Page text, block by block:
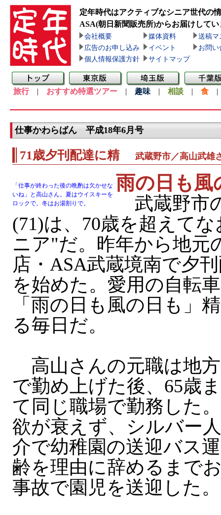
定年時代はアクティブなシニア世代の
ASA(朝日新聞販売所)からお届けしてい
会社概要 媒体資料
送稿マ
広告のお申し込み
イベント
お問い
個人情報保護方針
サイトマップ
旅行| おすすめ特選ツアー | 趣味 | 相談 | 食
仕事かわらばん 平成18年6月号
71歳夕刊配達に精 武蔵野市／高山武雄
「仕事が終わった後の晩酌は欠かせな
いね」と高山さん。夏はウイスキーを
ロックで。冬はお湯割りで。
雨の日も風
武蔵野市
(71)は、70歳を超えて
ニア"だ。昨年から地元
店・ASA武蔵境南で夕
を始めた。愛用の自転
「雨の日も風の日も」
る毎日だ。
高山さんの元職は地
で勤め上げた後、65歳
て同じ職場で勤務した
欲が衰えず、シルバー
介で幼稚園の送迎バス
齢を理由に辞めるまで
事故で園児を送迎した。